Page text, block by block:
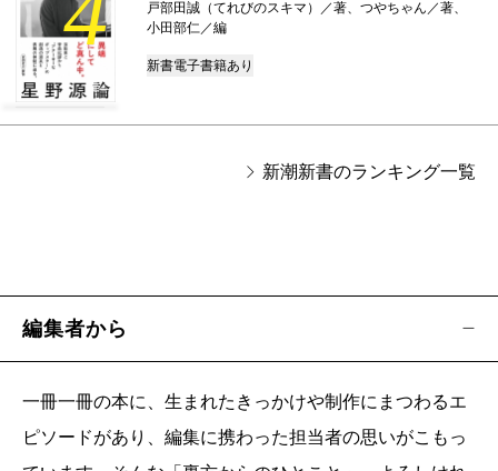
戸部田誠（てれびのスキマ）／著、つやちゃん／著、
小田部仁／編
新書電子書籍あり
新潮新書のランキング一覧
編集者から
一冊一冊の本に、生まれたきっかけや制作にまつわるエ
ピソードがあり、編集に携わった担当者の思いがこもっ